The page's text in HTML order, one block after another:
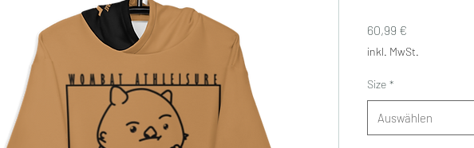
60,99 €
inkl. MwSt.
Size *
Auswählen